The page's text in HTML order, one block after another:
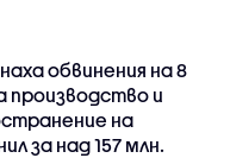
обвинения на 8
производство и
на
за над 157 млн.